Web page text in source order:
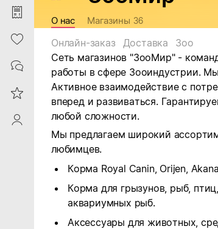
Purchases
Heart
Contacts
Reviews
ProfileSaby
О нас Магазины 36
Онлайн-заказ Доставка
Зоо
Сеть магазинов "ЗооМир" -
работы в сфере Зооиндустрии.
Активное взаимодействие с
вперед и развиваться.
любой сложности.
Мы предлагаем широкий
любимцев.
Корма Royal Canin, Orijen,
Корма для грызунов, рыб,
аквариумных рыб.
Аксессуары для животных,